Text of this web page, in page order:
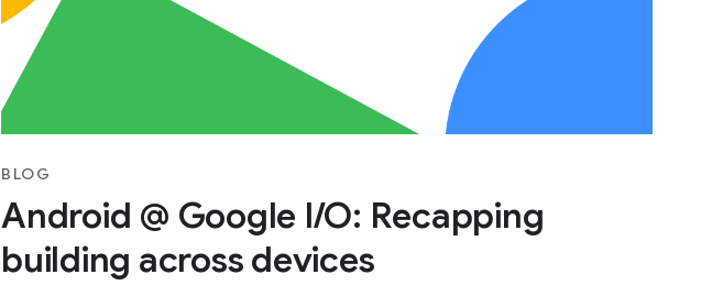
BLOG
Android @ Google I/O: Recapping
building across devices